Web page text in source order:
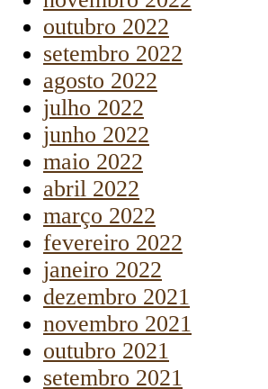
outubro 2022
setembro 2022
agosto 2022
julho 2022
junho 2022
maio 2022
abril 2022
março 2022
fevereiro 2022
janeiro 2022
dezembro 2021
novembro 2021
outubro 2021
setembro 2021